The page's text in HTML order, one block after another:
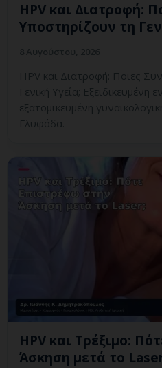
HPV και Διατροφή:
Υποστηρίζουν τη
HPV και Διατροφή: Ποιες
Γενική Υγεία; Εξειδικευμένη
εξατομικευμένη
Γλυφάδα.
HPV και Τρέξιμο:
Άσκηση μετά το